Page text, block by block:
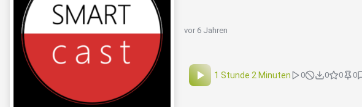
vor 6 Jahren
1 Stunde 2 Minuten 0 0 0 0